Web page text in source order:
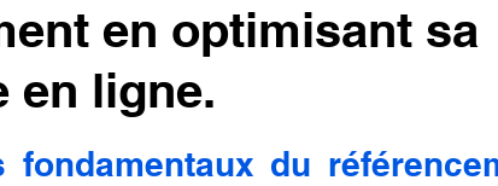
3D. Formation éligible au CPF Impressio
en optimisant sa
en ligne.
5.
fondamentaux du